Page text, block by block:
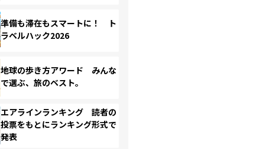
準備も滞在もスマートに！ ト
ラベルハック2026
地球の歩き方アワード みんな
で選ぶ、旅のベスト。
エアラインランキング 読者の
投票をもとにランキング形式で
発表